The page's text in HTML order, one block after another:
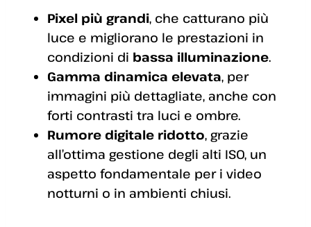
Pixel più grandi, che catturano più
luce e migliorano le prestazioni in
condizioni di bassa illuminazione.
Gamma dinamica elevata, per
immagini più dettagliate, anche con
forti contrasti tra luci e ombre.
Rumore digitale ridotto, grazie
all’ottima gestione degli alti ISO, un
aspetto fondamentale per i video
notturni o in ambienti chiusi.